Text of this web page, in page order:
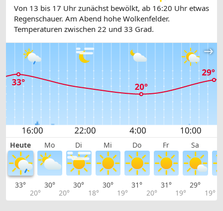
Von 13 bis 17 Uhr zunächst bewölkt, ab 16:20 Uhr etwas
Regenschauer. Am Abend hohe Wolkenfelder.
Temperaturen zwischen 22 und 33 Grad.
Heute Mo Di Mi Do Fr Sa
33°
20°
30°
20°
30°
18°
30°
19°
31°
20°
31°
19°
29°
19°